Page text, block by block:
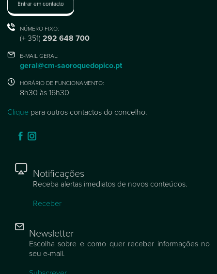
Entrar em contacto
NÚMERO FIXO:
(+ 351) 292 648 700
E-MAIL GERAL:
geral@cm-saoroquedopico.pt
HORÁRIO DE FUNCIONAMENTO:
8h30 às 16h30
Clique para outros contactos do concelho.
Notificações
Receba alertas imediatos de novos conteúdos.
Receber
Newsletter
Escolha sobre e como quer receber informações no
seu e-mail.